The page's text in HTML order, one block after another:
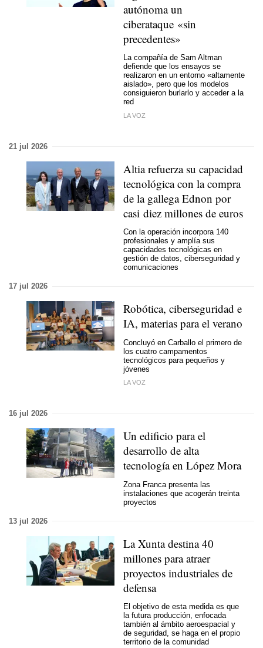
autónoma un
ciberataque «sin
precedentes»
La compañía de Sam Altman
defiende que los ensayos se
realizaron en un entorno «altamente
aislado», pero que los modelos
consiguieron burlarlo y acceder a la
red
LA VOZ
21 jul 2026
Altia refuerza su capacidad
tecnológica con la compra
de la gallega Ednon por
casi diez millones de euros
Con la operación incorpora 140
profesionales y amplía sus
capacidades tecnológicas en
gestión de datos, ciberseguridad y
comunicaciones
17 jul 2026
Robótica, ciberseguridad e
IA, materias para el verano
Concluyó en Carballo el primero de
los cuatro campamentos
tecnológicos para pequeños y
jóvenes
LA VOZ
16 jul 2026
Un edificio para el
desarrollo de alta
tecnología en López Mora
Zona Franca presenta las
instalaciones que acogerán treinta
proyectos
13 jul 2026
La Xunta destina 40
millones para atraer
proyectos industriales de
defensa
El objetivo de esta medida es que
la futura producción, enfocada
también al ámbito aeroespacial y
de seguridad, se haga en el propio
territorio de la comunidad